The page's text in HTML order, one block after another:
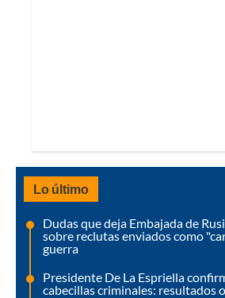
Lo último
Dudas que deja Embajada de
sobre reclutas enviados como
guerra
Presidente De La Espriella
cabecillas criminales: resultados